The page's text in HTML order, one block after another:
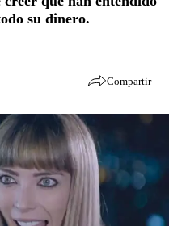
su dinero.
Compartir